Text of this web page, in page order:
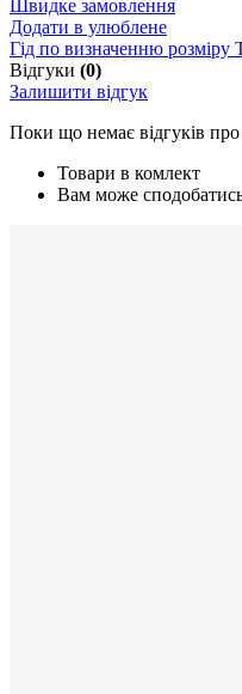
Швидке замовлення
Додати в улюблене
Гід по визначенню розміру
Відгуки (0)
Залишити відгук
Поки що немає відгуків
Товари в комлект
Вам може